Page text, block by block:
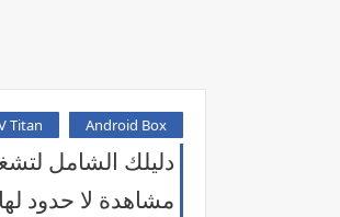
Android Box
Titan
مشاهدة لا حدود لها